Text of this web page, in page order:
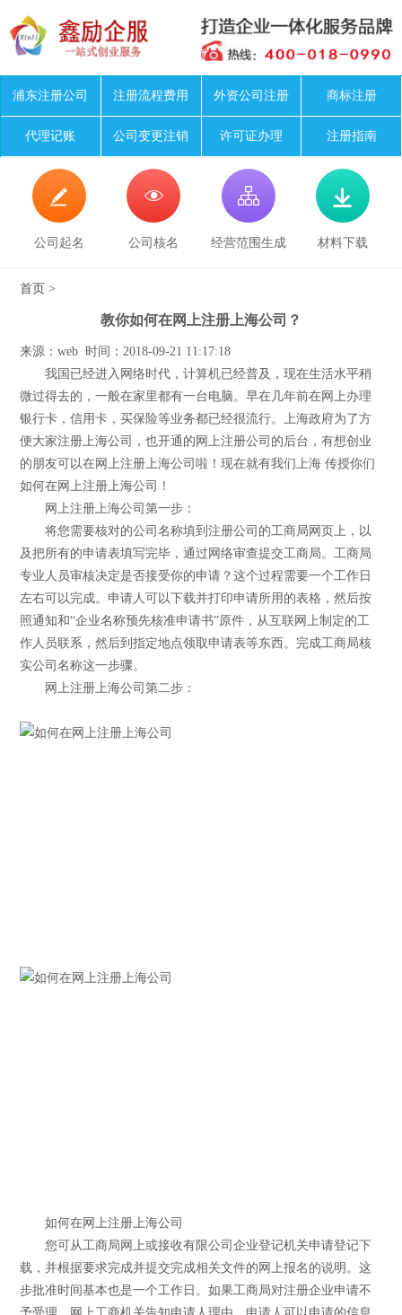
浦东注册公司 注册流程费用 外资公司注册 商标注册
代理记账 公司变更注销 许可证办理 注册指南

公司起名

公司核名

经营范围生成

材料下载
首页 >
教你如何在网上注册上海公司？
来源：web 时间：2018-09-21 11:17:18
我国已经进入网络时代，计算机已经普及，现在生活水平稍
微过得去的，一般在家里都有一台电脑。早在几年前在网上办理
银行卡，信用卡，买保险等业务都已经很流行。上海政府为了方
便大家注册上海公司，也开通的网上注册公司的后台，有想创业
的朋友可以在网上注册上海公司啦！现在就有我们上海 传授你们
如何在网上注册上海公司！
网上注册上海公司第一步：
将您需要核对的公司名称填到注册公司的工商局网页上，以
及把所有的申请表填写完毕，通过网络审查提交工商局。工商局
专业人员审核决定是否接受你的申请？这个过程需要一个工作日
左右可以完成。申请人可以下载并打印申请所用的表格，然后按
照通知和“企业名称预先核准申请书”原件，从互联网上制定的工
作人员联系，然后到指定地点领取申请表等东西。完成工商局核
实公司名称这一步骤。
网上注册上海公司第二步：
如何在网上注册上海公司
您可从工商局网上或接收有限公司企业登记机关申请登记下
载，并根据要求完成并提交完成相关文件的网上报名的说明。这
步批准时间基本也是一个工作日。如果工商局对注册企业申请不